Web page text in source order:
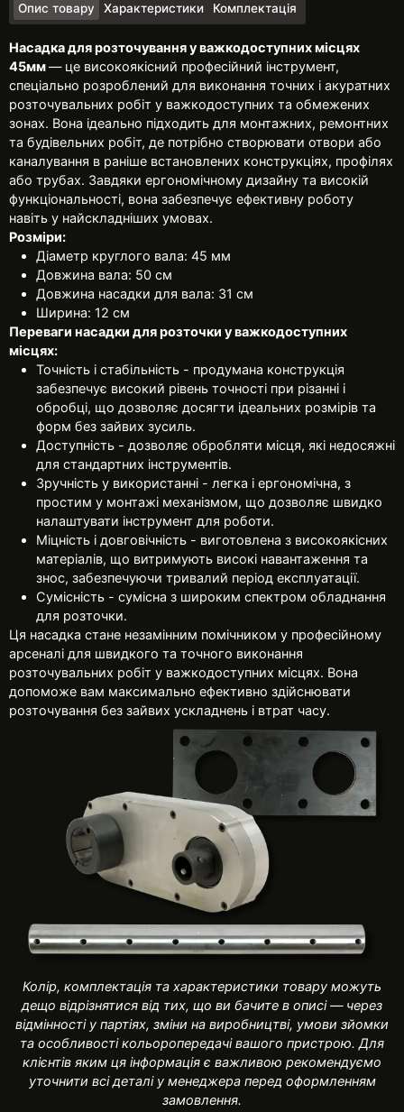
Опис товару Характеристики Комплектація
Насадка для розточування у важкодоступних місцях
45мм— це високоякісний професійний інструмент,
спеціально розроблений для виконання точних і акуратних
розточувальних робіт у важкодоступних та обмежених
зонах. Вона ідеально підходить для монтажних, ремонтних
та будівельних робіт, де потрібно створювати отвори або
каналування в раніше встановлених конструкціях, профілях
або трубах. Завдяки ергономічному дизайну та високій
функціональності, вона забезпечує ефективну роботу
навіть у найскладніших умовах.
Розміри:
Діаметр круглого вала: 45 мм
Довжина вала: 50 см
Довжина насадки для вала: 31 см
Ширина: 12 см
Переваги насадки для розточки у важкодоступних
місцях:
Точність і стабільність - продумана конструкція
забезпечує високий рівень точності при різанні і
обробці, що дозволяє досягти ідеальних розмірів та
форм без зайвих зусиль.
Доступність - дозволяє обробляти місця, які недосяжні
для стандартних інструментів.
Зручність у використанні - легка і ергономічна, з
простим у монтажі механізмом, що дозволяє швидко
налаштувати інструмент для роботи.
Міцність і довговічність - виготовлена з високоякісних
матеріалів, що витримують високі навантаження та
знос, забезпечуючи тривалий період експлуатації.
Сумісність - сумісна з широким спектром обладнання
для розточки.
Ця насадка стане незамінним помічником у професійному
арсеналі для швидкого та точного виконання
розточувальних робіт у важкодоступних місцях. Вона
допоможе вам максимально ефективно здійснювати
розточування без зайвих ускладнень і втрат часу.
Колір, комплектація та характеристики товару можуть
дещо відрізнятися від тих, що ви бачите в описі — через
відмінності у партіях, зміни на виробництві, умови зйомки
та особливості кольоропередачі вашого пристрою. Для
клієнтів яким ця інформація є важливою рекомендуємо
уточнити всі деталі у менеджера перед оформленням
замовлення.